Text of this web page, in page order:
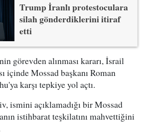
Trump İranlı protestoculara
silah gönderdiklerini itiraf
etti
görevden alınması kararı, İsrail
içinde Mossad başkanı Roman
karşı tepkiye yol açtı.
ismini açıklamadığı bir Mossad
istihbarat teşkilatını mahvettiğini